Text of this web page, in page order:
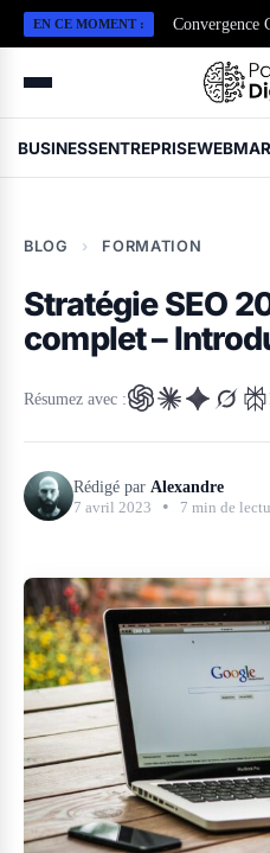
EN CE MOMENT :
Convergence
BUSINESSENTREPRISE
BLOG › FORMATION
Stratégie SEO
complet –
Résumez avec :
Rédigé par Alexandre
7 avril 2023 • 7 min de